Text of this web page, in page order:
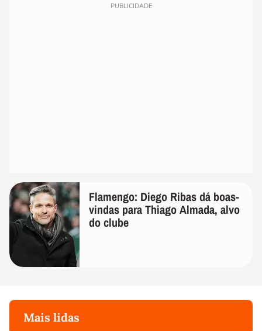
PUBLICIDADE
Flamengo: Diego Ribas dá boas-
vindas para Thiago Almada, alvo
do clube
Mais lidas